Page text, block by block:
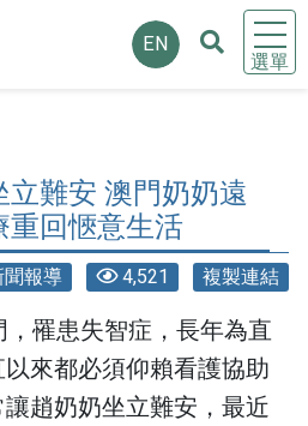
選單
EN
難安 澳門奶奶遠
回愜意生活
報導 4,521 複製連結
罹患失智症，長年為直
來都必須仰賴看護協助
趙奶奶坐立難安，最近